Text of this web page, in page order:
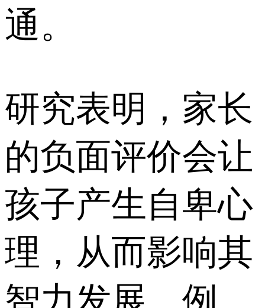
通。
研究表明，家长
的负面评价会让
孩子产生自卑心
理，从而影响其
智力发展。例